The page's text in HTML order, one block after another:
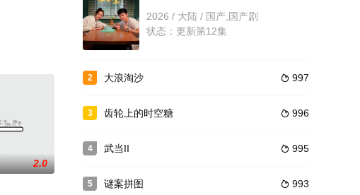
2.0
2026 / 大陆 / 国产,国产剧
状态：更新第12集
2  997
大浪淘沙
3  996
齿轮上的时空糖
4  995
武当II
5  993
谜案拼图